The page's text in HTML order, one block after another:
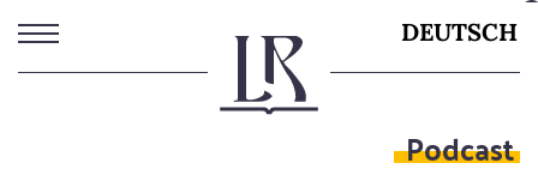
Direkt
zum
Inhalt
DEUTSCH
Podcast